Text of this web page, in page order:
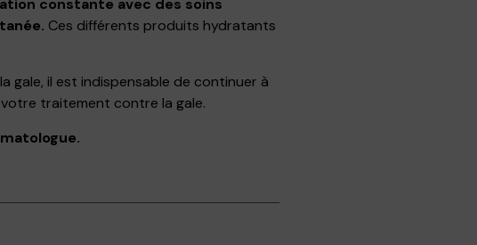
constante avec des soins
Ces différents produits hydratants
gale, il est indispensable de continuer à
traitement contre la gale.